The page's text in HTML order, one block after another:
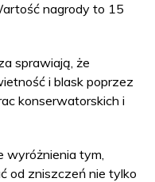
nagrody to 15
sprawiają, że
i blask poprzez
konserwatorskich i
wyróżnienia tym,
od zniszczeń nie tylko